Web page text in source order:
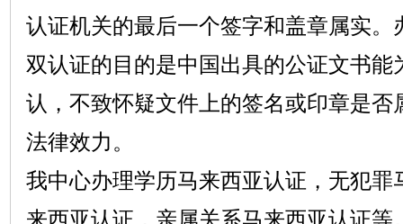
认证机关的最后一个签字和盖章属实。
双认证的目的是中国出具的公证文书能
认，不致怀疑文件上的签名或印章是否
法律效力。
我中心办理学历马来西亚认证，无犯罪
来西亚认证，亲属关系马来西亚认证等